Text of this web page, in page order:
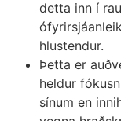
detta inn í
hlustendur.
Þetta er
heldur
sínum en